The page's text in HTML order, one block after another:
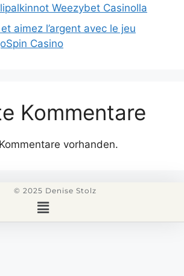
Weezybet Casinolla
aimez l’argent avec le jeu
Casino
Kommentare
vorhanden.
© 2025 Denise Stolz